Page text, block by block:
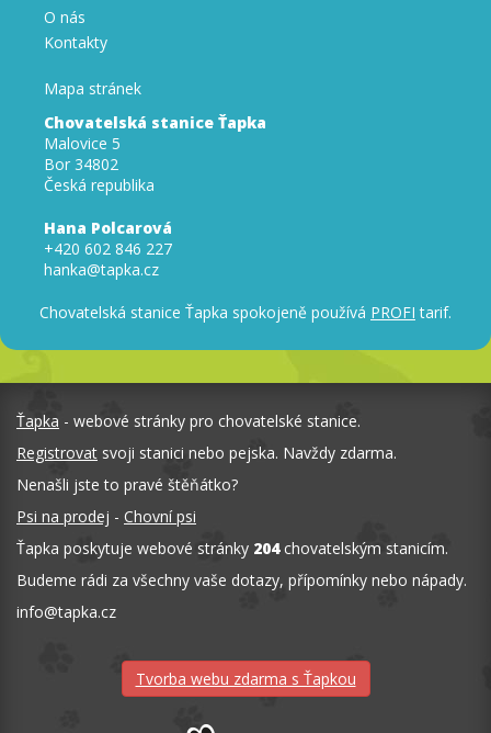
O nás
Kontakty
Mapa stránek
Chovatelská stanice Ťapka
Malovice 5
Bor 34802
Česká republika
Hana Polcarová
+420 602 846 227
hanka@tapka.cz
Chovatelská stanice Ťapka spokojeně používá PROFI tarif.
Ťapka - webové stránky pro chovatelské stanice.
Registrovat svoji stanici nebo pejska. Navždy zdarma.
Nenašli jste to pravé štěňátko?
Psi na prodej - Chovní psi
Ťapka poskytuje webové stránky 204chovatelským stanicím.
Budeme rádi za všechny vaše dotazy, přípomínky nebo nápady.
info@tapka.cz
Tvorba webu zdarma s Ťapkou